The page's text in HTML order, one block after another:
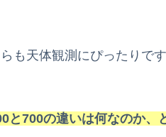
も天体観測にぴったりで
と700の違いは何なのか、